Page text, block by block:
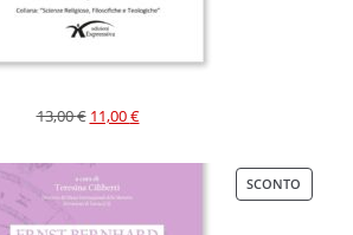
13,00€ 11,00€
SCONTO